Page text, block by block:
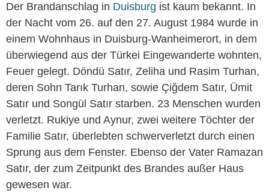
Der Brandanschlag in Duisburg ist kaum bekannt. In
der Nacht vom 26. auf den 27. August 1984 wurde in
einem Wohnhaus in Duisburg-Wanheimerort, in dem
überwiegend aus der Türkei Eingewanderte wohnten,
Feuer gelegt. Döndü Satır, Zeliha und Rasim Turhan,
deren Sohn Tarık Turhan, sowie Çiğdem Satır, Ümit
Satır und Songül Satır starben. 23 Menschen wurden
verletzt. Rukiye und Aynur, zwei weitere Töchter der
Familie Satır, überlebten schwerverletzt durch einen
Sprung aus dem Fenster. Ebenso der Vater Ramazan
Satır, der zum Zeitpunkt des Brandes außer Haus
gewesen war.